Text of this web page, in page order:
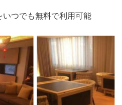
つでも無料で利用可能